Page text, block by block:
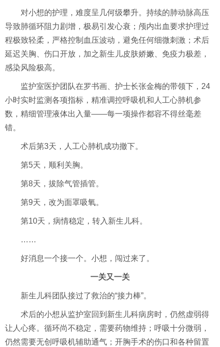
对小想的护理，难度呈几何级攀升。持续的肺动脉高压
导致肺循环阻力剧增，极易引发心衰；颅内出血要求护理过
程极致轻柔，严格控制血压波动，避免任何细微刺激；术后
延迟关胸、伤口开放，加之新生儿皮肤娇嫩、免疫力极差，
感染风险极高。
监护室医护团队在罗书画、护士长张金梅的带领下，24
小时实时监测各项指标，精准调控呼吸机和人工心肺机参
数，精细管理液体出入量——每一项操作都容不得丝毫差
错。
术后第3天，人工心肺机成功撤下。
第5天，顺利关胸。
第8天，拔除气管插管。
第9天，改为面罩吸氧。
第10天，病情稳定，转入新生儿科。
……
好消息一个接一个。小想，闯过来了。
一关又一关
新生儿科团队接过了救治的“接力棒”。
术后的小想从监护室回到新生儿科病房时，仍然虚弱得
让人心疼。循环尚不稳定，需要药物维持；呼吸十分微弱，
仍然需要无创呼吸机辅助通气；开胸手术的伤口和各种留置